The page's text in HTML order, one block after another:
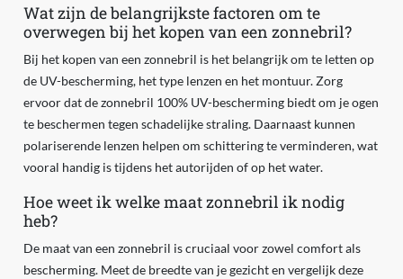
Wat zijn de belangrijkste factoren om te
overwegen bij het kopen van een zonnebril?
Bij het kopen van een zonnebril is het belangrijk om te letten op
de UV-bescherming, het type lenzen en het montuur. Zorg
ervoor dat de zonnebril 100% UV-bescherming biedt om je ogen
te beschermen tegen schadelijke straling. Daarnaast kunnen
polariserende lenzen helpen om schittering te verminderen, wat
vooral handig is tijdens het autorijden of op het water.
Hoe weet ik welke maat zonnebril ik nodig
heb?
De maat van een zonnebril is cruciaal voor zowel comfort als
bescherming. Meet de breedte van je gezicht en vergelijk deze